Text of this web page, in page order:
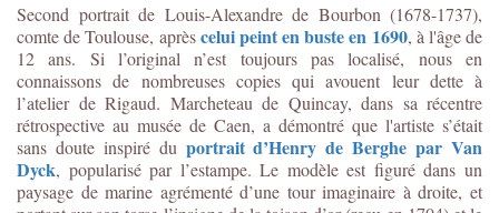
Second portrait de Louis-Alexandre de Bourbon (1678-1737),
comte de Toulouse, aprèscelui peint en buste en 1690, à l'âge de
12 ans. Si l’original n’est toujours pas localisé, nous en
connaissons de nombreuses copies qui avouent leur dette à
l’atelier de Rigaud. Marcheteau de Quincay, dans sa récentre
rétrospective au musée de Caen, a démontré que l'artiste s’était
sans doute inspiré du portrait d’Henry de Berghe par Van
Dyck, popularisé par l’estampe. Le modèle est figuré dans un
paysage de marine agrémenté d’une tour imaginaire à droite, et